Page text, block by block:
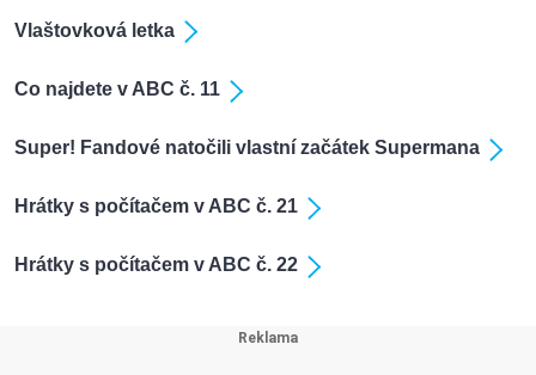
Vlaštovková letka
Co najdete v ABC č. 11
Super! Fandové natočili vlastní začátek Supermana
Hrátky s počítačem v ABC č. 21
Hrátky s počítačem v ABC č. 22